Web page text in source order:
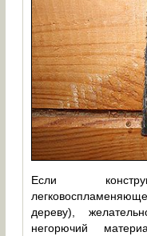
Если
дереву),
негорючий